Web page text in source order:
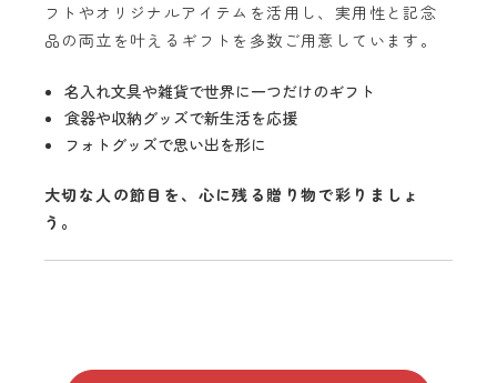
フトやオリジナルアイテムを活用し、実用性と記念
品の両立を叶えるギフトを多数ご用意しています。
名入れ文具や雑貨で世界に一つだけのギフト
食器や収納グッズで新生活を応援
フォトグッズで思い出を形に
大切な人の節目を、心に残る贈り物で彩りましょ
う。